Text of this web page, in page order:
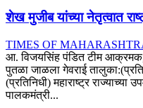
शेख मुजीब यांच्या नेतृत्वात
TIMES OF
आ. विजयसिंह पंडित टीम आक्रमक,
पुतळा जाळला गेवराई
(प्रतिनिधी) महाराष्ट्र राज्याच्या
पालकमंत्री...